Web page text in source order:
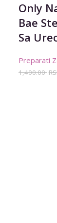
Only
Bae
Sa
Preparati
1,400.00